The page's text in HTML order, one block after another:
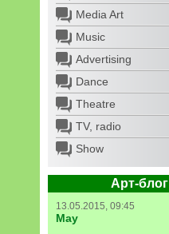
Media Art
Music
Advertising
Dance
Theatre
TV, radio
Show
Арт-блог
13.05.2015, 09:45
May